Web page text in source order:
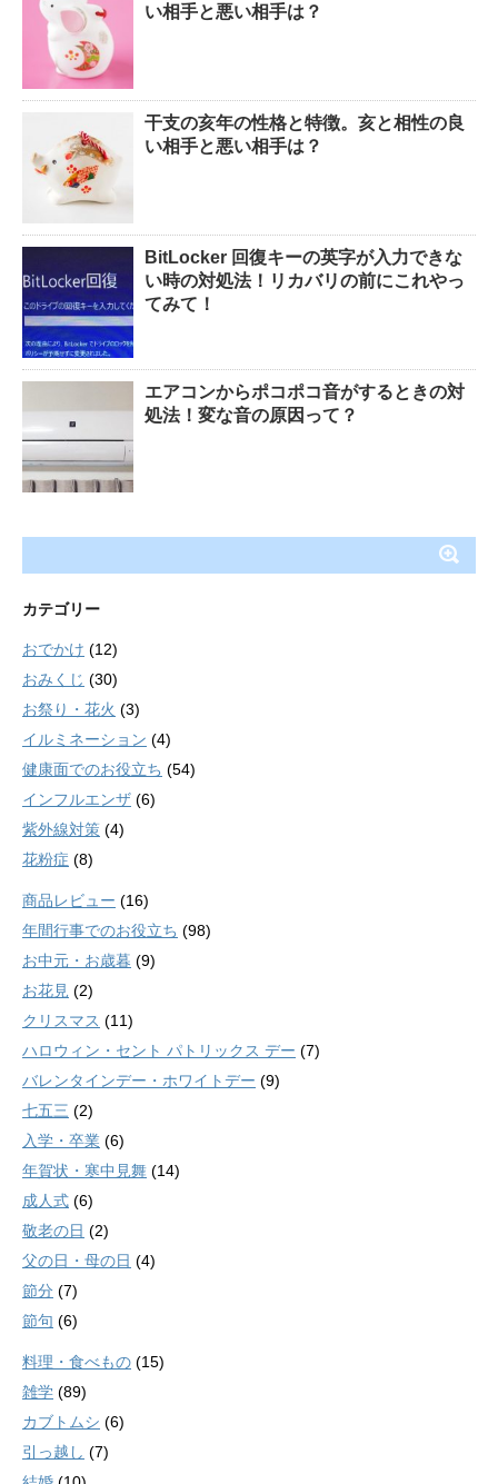
い相手と悪い相手は？
干支の亥年の性格と特徴。亥と相性の良
い相手と悪い相手は？
BitLocker 回復キーの英字が入力できな
い時の対処法！リカバリの前にこれやっ
てみて！
エアコンからポコポコ音がするときの対
処法！変な音の原因って？
カテゴリー
おでかけ (12)
おみくじ (30)
お祭り・花火 (3)
イルミネーション (4)
健康面でのお役立ち (54)
インフルエンザ (6)
紫外線対策 (4)
花粉症 (8)
商品レビュー (16)
年間行事でのお役立ち (98)
お中元・お歳暮 (9)
お花見 (2)
クリスマス (11)
ハロウィン・セント パトリックス デー (7)
バレンタインデー・ホワイトデー (9)
七五三 (2)
入学・卒業 (6)
年賀状・寒中見舞 (14)
成人式 (6)
敬老の日 (2)
父の日・母の日 (4)
節分 (7)
節句 (6)
料理・食べもの (15)
雑学 (89)
カブトムシ (6)
引っ越し (7)